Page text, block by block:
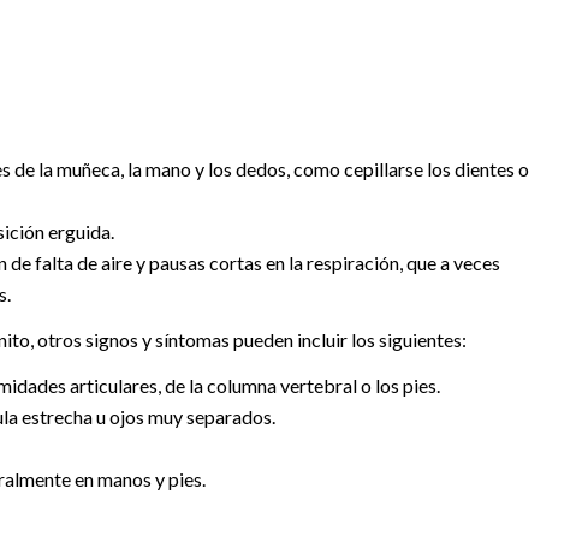
de la muñeca, la mano y los dedos, como cepillarse los dientes o
erguida.
falta de aire y pausas cortas en la respiración, que a veces
otros signos y síntomas pueden incluir los siguientes:
articulares, de la columna vertebral o los pies.
estrecha u ojos muy separados.
en manos y pies.